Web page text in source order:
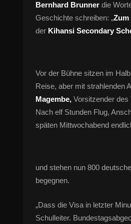
Bernhard Brunner die
Geschichte schreiben: „Zum
der Kihansi Secondary
Vor der Bühne sitzen im
Reise, aber mit strahlenden
Magembe, Vorsitzender des
Nach elf Stunden Flug,
späten Mittwochabend
und stehen nun 800
begegnen.
„Dass die Visa in letzter
Schulleiter.